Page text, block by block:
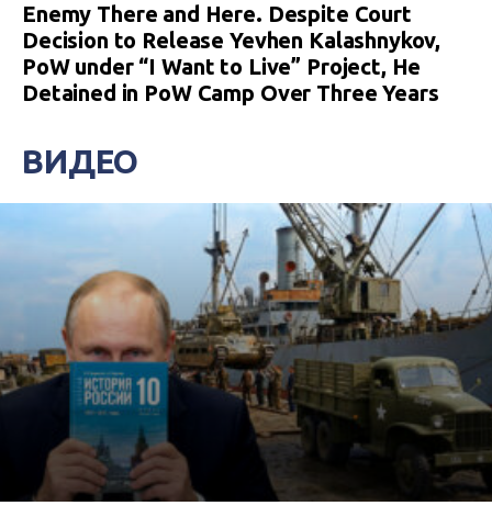
Enemy There and Here. Despite Court
Decision to Release Yevhen Kalashnykov,
PoW under “I Want to Live” Project, He
Detained in PoW Camp Over Three Years
ВИДЕО